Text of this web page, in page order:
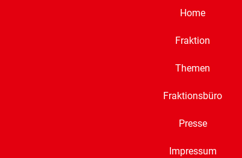
Home
Fraktion
Themen
Fraktionsbüro
Presse
Impressum